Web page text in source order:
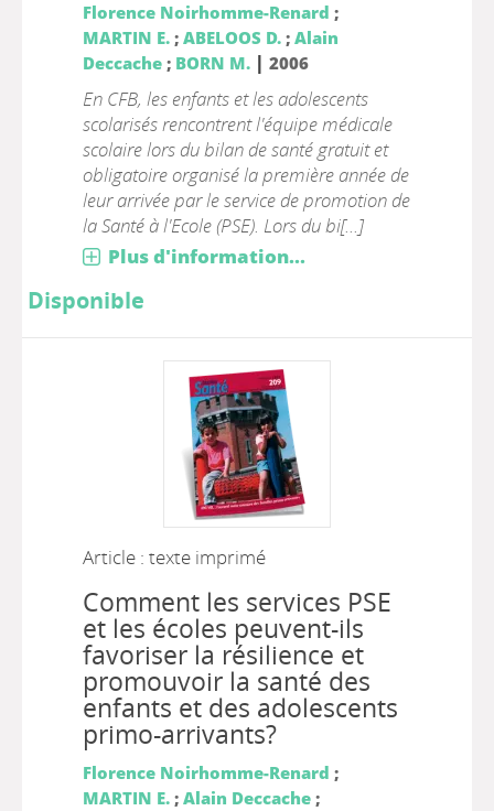
Florence Noirhomme-Renard ;
MARTIN E.; ABELOOS D.; Alain
Deccache; BORN M. | 2006
En CFB, les enfants et les adolescents
scolarisés rencontrent l'équipe médicale
scolaire lors du bilan de santé gratuit et
obligatoire organisé la première année de
leur arrivée par le service de promotion de
la Santé à l'Ecole (PSE). Lors du bi[...]
Plus d'information...
Disponible
Article : texte imprimé
Comment les services PSE
et les écoles peuvent-ils
favoriser la résilience et
promouvoir la santé des
enfants et des adolescents
primo-arrivants?
Florence Noirhomme-Renard ;
MARTIN E.; Alain Deccache;